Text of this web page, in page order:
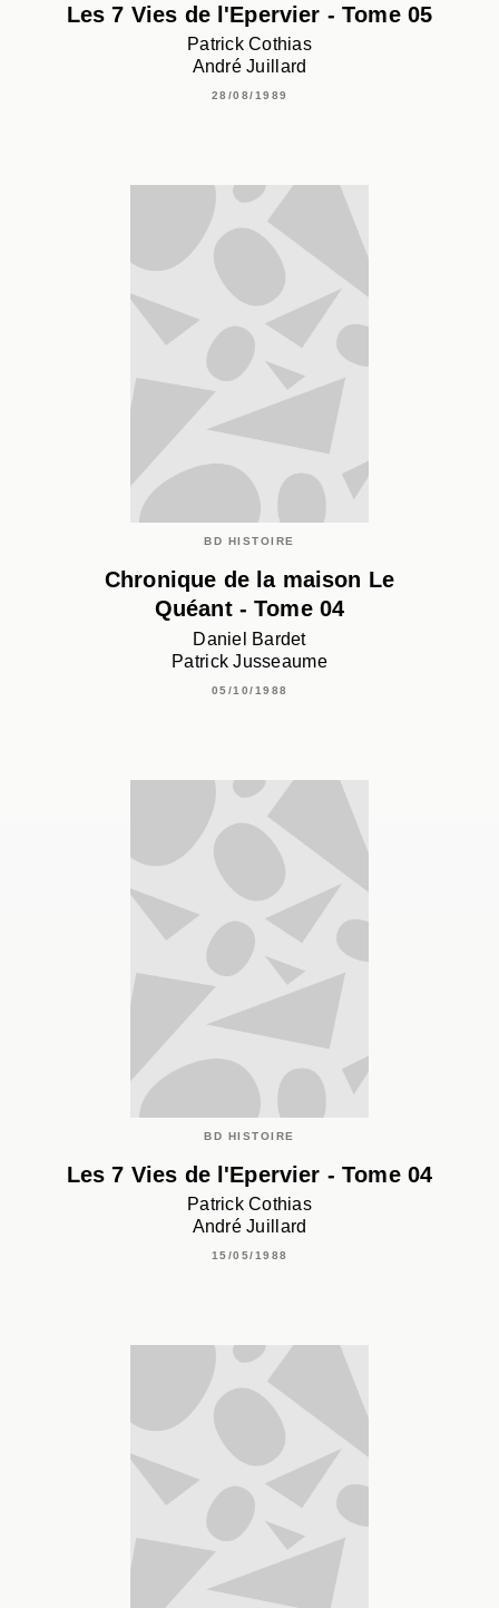
Les 7 Vies de l'Epervier - Tome 05
Patrick Cothias
André Juillard
28/08/1989
BD HISTOIRE
Chronique de la maison Le
Quéant - Tome 04
Daniel Bardet
Patrick Jusseaume
05/10/1988
BD HISTOIRE
Les 7 Vies de l'Epervier - Tome 04
Patrick Cothias
André Juillard
15/05/1988